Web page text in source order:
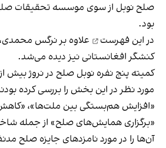
صلح نوبل از سوی موسسه تحقیقات
بود.
در این فهرست
علاوه بر نرگس
کنشگر افغانستانی نیز دیده می‌شد.
کمیته پنج نفره نوبل صلح در نروژ بیش
مورد نظر در این بخش را بررسی کرده
«افزایش هم‌بستگی بین ملت‌ها»،
«برگزاری همایش‌های صلح» از جمله
آن‌ها را در مورد نامزدهای جایزه صلح